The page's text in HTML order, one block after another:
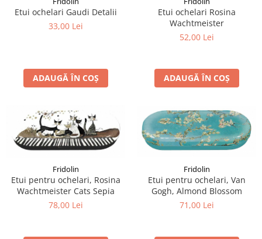
Etui ochelari Gaudi Detalii
33,00 Lei
ADAUGĂ ÎN COȘ
Etui ochelari Rosina
Wachtmeister
52,00 Lei
ADAUGĂ ÎN COȘ
Fridolin
Etui pentru ochelari, Rosina
Wachtmeister Cats Sepia
78,00 Lei
Fridolin
Etui pentru ochelari, Van
Gogh, Almond Blossom
71,00 Lei